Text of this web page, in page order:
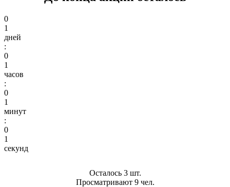
0
1
дней
:
0
1
часов
:
0
1
минут
:
0
1
секунд
Осталось 3 шт.
Просматривают 9 чел.